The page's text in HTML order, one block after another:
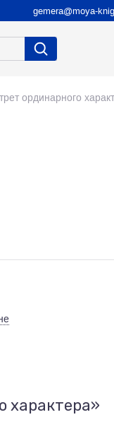
gemera@moya-
ординарного
характера»